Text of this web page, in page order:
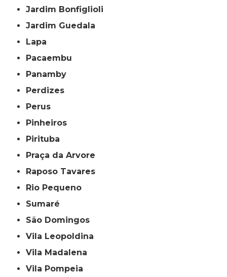
Jardim Bonfiglioli
Jardim Guedala
Lapa
Pacaembu
Panamby
Perdizes
Perus
Pinheiros
Pirituba
Praça da Arvore
Raposo Tavares
Rio Pequeno
Sumaré
São Domingos
Vila Leopoldina
Vila Madalena
Vila Pompeia